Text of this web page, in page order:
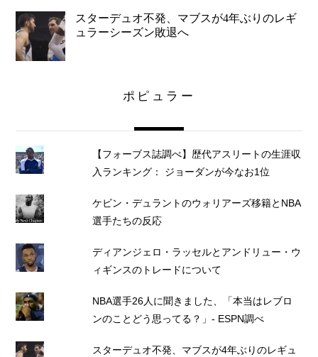
スターデュオ不発、マブスが4年ぶりのレギ
ュラーシーズン敗退へ
ポピュラー
【フォーブス誌調べ】歴代アスリートの生涯収
入ランキング： ジョーダンが今なお1位
ケビン・デュラントのウォリアーズ移籍とNBA
選手たちの反応
ディアンジェロ・ラッセルとアンドリュー・ウ
ィギンスのトレードについて
NBA選手26人に聞きました、「本当はレブロ
ンのことどう思ってる？」- ESPN調べ
スターデュオ不発、マブスが4年ぶりのレギュ